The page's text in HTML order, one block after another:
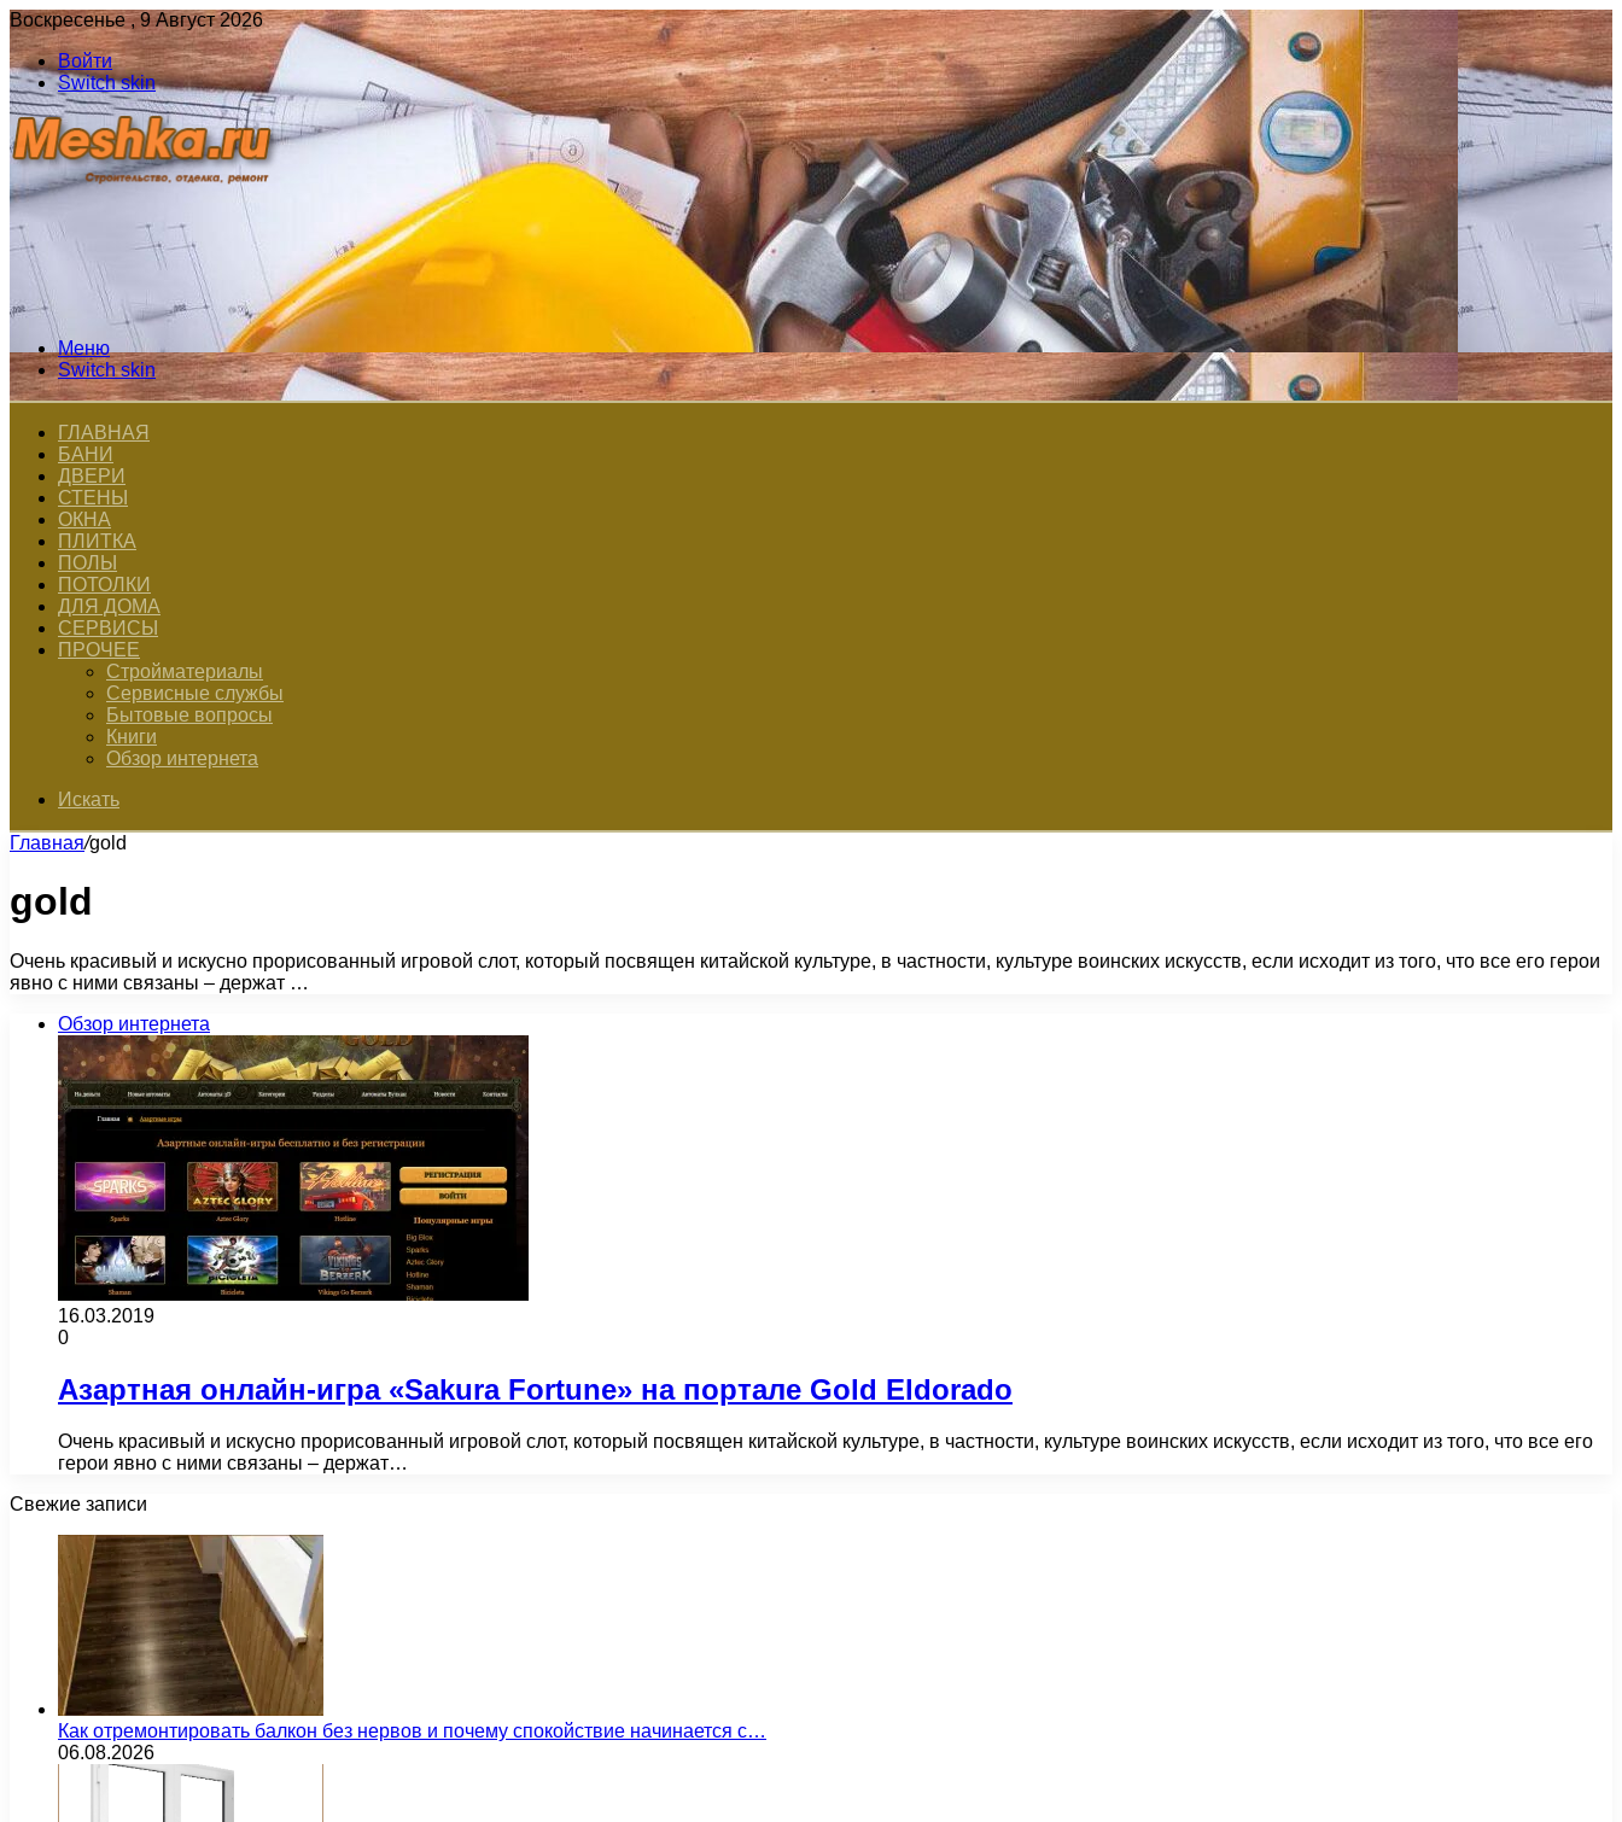
Воскресенье , 9 Август 2026
Войти
Switch skin
Меню
Switch skin
ГЛАВНАЯ
БАНИ
ДВЕРИ
СТЕНЫ
ОКНА
ПЛИТКА
ПОЛЫ
ПОТОЛКИ
ДЛЯ ДОМА
СЕРВИСЫ
ПРОЧЕЕ
Стройматериалы
Сервисные службы
Бытовые вопросы
Книги
Обзор интернета
Искать
Главная/gold
gold
Очень красивый и искусно прорисованный игровой слот, который посвящен китайской культуре, в частности, культуре воинских искусств, если исходит из того, что все его герои
явно с ними связаны – держат …
Обзор интернета
16.03.2019
0
Азартная онлайн-игра «Sakura Fortune» на портале Gold Eldorado
Очень красивый и искусно прорисованный игровой слот, который посвящен китайской культуре, в частности, культуре воинских искусств, если исходит из того, что все его
герои явно с ними связаны – держат…
Свежие записи
Как отремонтировать балкон без нервов и почему спокойствие начинается с…
06.08.2026